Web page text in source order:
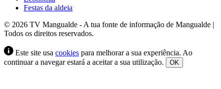
Festas da aldeia
© 2026 TV Mangualde - A tua fonte de informação de Mangualde |
Todos os direitos reservados.
Este site usa cookies para melhorar a sua experiência. Ao
continuar a navegar estará a aceitar a sua utilização.
OK